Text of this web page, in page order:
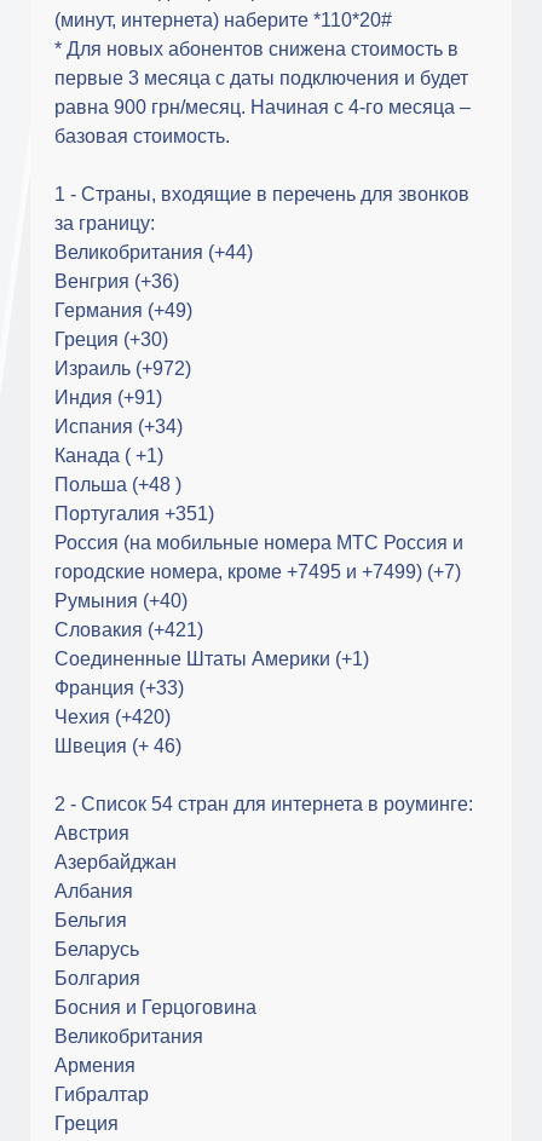
(минут, интернета) наберите *110*20#
* Для новых абонентов снижена стоимость в
первые 3 месяца с даты подключения и будет
равна 900 грн/месяц. Начиная с 4-го месяца –
базовая стоимость.
1 - Страны, входящие в перечень для звонков
за границу:
Великобритания (+44)
Венгрия (+36)
Германия (+49)
Греция (+30)
Израиль (+972)
Индия (+91)
Испания (+34)
Канада ( +1)
Польша (+48 )
Португалия +351)
Россия (на мобильные номера МТС Россия и
городские номера, кроме +7495 и +7499) (+7)
Румыния (+40)
Словакия (+421)
Соединенные Штаты Америки (+1)
Франция (+33)
Чехия (+420)
Швеция (+ 46)
2 - Список 54 стран для интернета в роуминге:
Австрия
Азербайджан
Албания
Бельгия
Беларусь
Болгария
Босния и Герцоговина
Великобритания
Армения
Гибралтар
Греция